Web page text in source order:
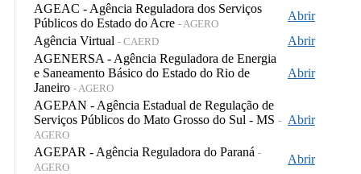
AGEAC - Agência Reguladora dos Serviços
Públicos do Estado do Acre - AGERO
Abrir
Agência Virtual - CAERD
Abrir
AGENERSA - Agência Reguladora de Energia
e Saneamento Básico do Estado do Rio de
Janeiro - AGERO
Abrir
AGEPAN - Agência Estadual de Regulação de
Serviços Públicos do Mato Grosso do Sul - MS -
AGERO
Abrir
AGEPAR - Agência Reguladora do Paraná -
AGERO
Abrir